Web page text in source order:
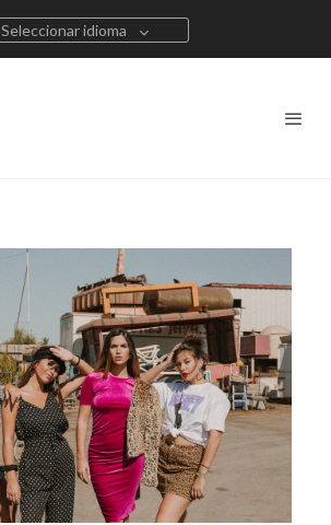
Seleccionar idioma